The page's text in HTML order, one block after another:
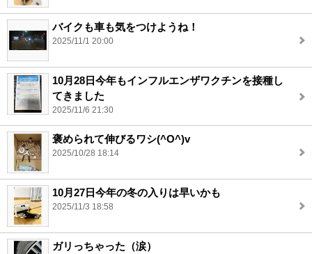
バイクも車も気をつけようね！
2025/11/1 20:00
10月28日今年もインフルエンザワクチンを接種し
てきました
2025/11/6 21:30
褒められて伸びるワシ(^O^)v
2025/10/28 18:14
10月27日今年の冬の入りは早いかも
2025/11/3 18:58
ガリっちゃった（涙）